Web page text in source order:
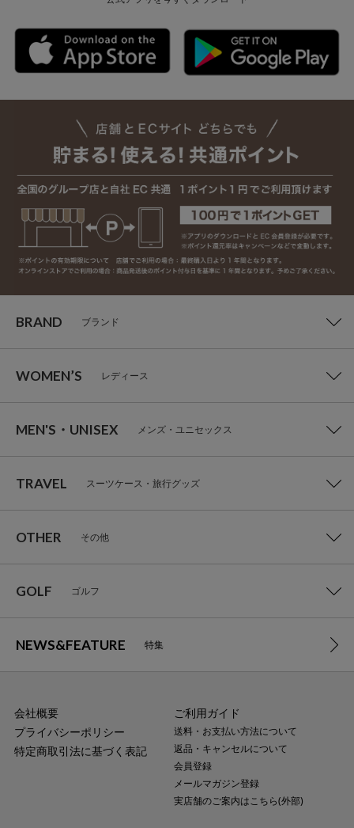
BRAND ブランド
WOMEN’S レディース
MEN'S・UNISEX メンズ・ユニセックス
TRAVEL スーツケース・旅行グッズ
OTHER その他
GOLF ゴルフ
NEWS&FEATURE 特集
会社概要
プライバシーポリシー
特定商取引法に基づく表記
ご利用ガイド
送料・お支払い方法について
返品・キャンセルについて
会員登録
メールマガジン登録
実店舗のご案内はこちら(外部)